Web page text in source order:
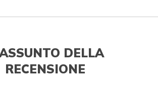
DELLA
RECENSIONE